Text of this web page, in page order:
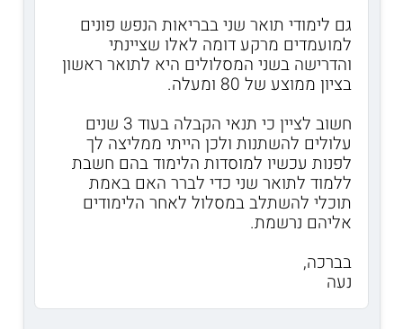
גם לימודי תואר שני בבריאות הנפש פונים
למועמדים מרקע דומה לאלו שציינתי
והדרישה בשני המסלולים היא לתואר ראשון
בציון ממוצע של 80 ומעלה.
חשוב לציין כי תנאי הקבלה בעוד 3 שנים
עלולים להשתנות ולכן הייתי ממליצה לך
לפנות עכשיו למוסדות הלימוד בהם חשבת
ללמוד לתואר שני כדי לברר האם באמת
תוכלי להשתלב במסלול לאחר הלימודים
אליהם נרשמת.
בברכה,
נעה